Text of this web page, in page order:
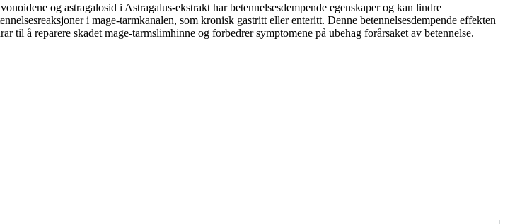
og astragalosid i Astragalus-ekstrakt har betennelsesdempende egenskaper og kan lindre
i mage-tarmkanalen, som kronisk gastritt eller enteritt. Denne betennelsesdempende effekten
til å reparere skadet mage-tarmslimhinne og forbedrer symptomene på ubehag forårsaket av betennelse.